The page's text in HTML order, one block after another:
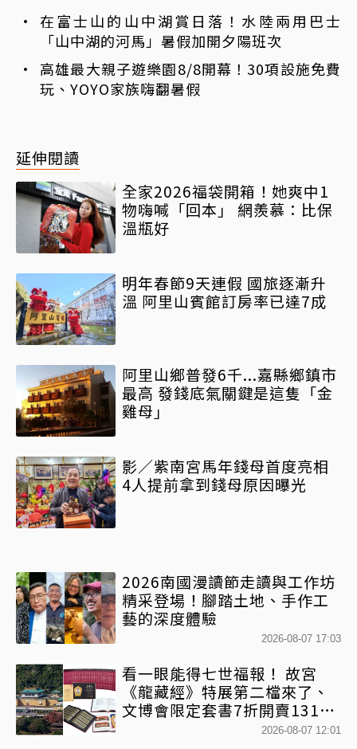
在富士山的山中湖賞日落！水陸兩用巴士
「山中湖的河馬」暑假加開夕陽班次
高雄最大親子遊樂園8/8開幕！30項設施免費
玩、YOYO家族嗨翻暑假
延伸閱讀
全家2026福袋開箱！她爽中1
物嗨喊「回本」 網羨慕：比保
溫瓶好
明年春節9天連假 國旅逐漸升
溫 阿里山賓館訂房率已達7成
阿里山鄉普發6千...嘉縣鄉鎮市
最高 發錢底氣關鍵是這隻「金
雞母」
影／紫南宮馬年錢母首度亮相
4人提前拿到錢母原因曝光
2026南國漫讀節走讀與工作坊
精采登場！腳踏土地、手作工
藝的深度體驗
2026-08-07 17:03
看一眼能得七世福報！ 故宮
《龍藏經》特展第二檔來了、
文博會限定套書7折開賣131萬
網驚：貧窮限制想像2026-08-07 12:01